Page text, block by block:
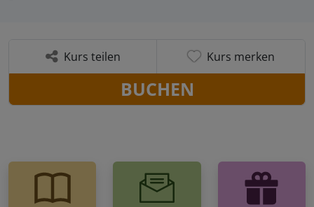
Kurs teilen Kurs merken
BUCHEN